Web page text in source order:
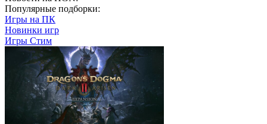
Популярные подборки:
Игры на ПК
Новинки игр
Игры Стим